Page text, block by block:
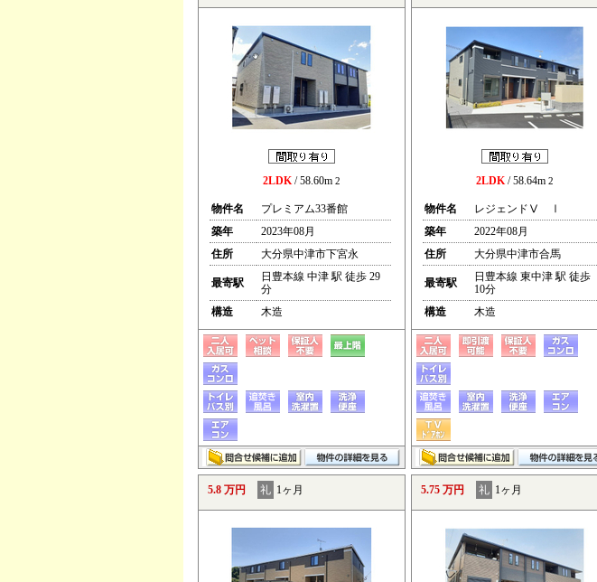
2LDK/ 58.60m 2
物件名
プレミアム33番館
築年
2023年08月
住所
大分県中津市下宮永
最寄駅
日豊本線 中津 駅 徒歩 29
分
構造
木造
2LDK/ 58.64m 2
物件名
レジェンドⅤ Ⅰ
築年
2022年08月
住所
大分県中津市合馬
最寄駅
日豊本線 東中津 駅 徒歩
10分
構造
木造
5.8 万円 礼 1ヶ月 5.75 万円 礼 1ヶ月